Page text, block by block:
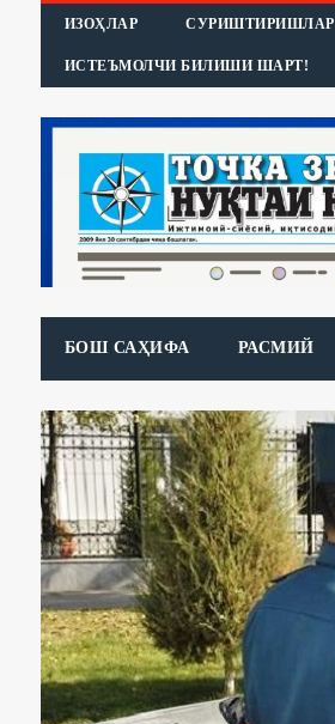
ИЗОҲЛАР СУРИШТИРИШЛАР
ИСТЕЪМОЛЧИ БИЛИШИ ШАРТ!
БОШ САҲИФА РАСМИЙ